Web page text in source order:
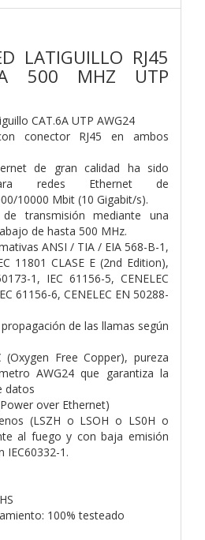
LATIGUILLO RJ45
500 MHZ UTP
CAT.6A UTP AWG24
conector RJ45 en ambos
de gran calidad ha sido
redes Ethernet de
10000 Mbit (10 Gigabit/s).
transmisión mediante una
de hasta 500 MHz.
ANSI / TIA / EIA 568-B-1,
11801 CLASE E (2nd Edition),
1, IEC 61156-5, CENELEC
61156-6, CENELEC EN 50288-
de las llamas según
(Oxygen Free Copper), pureza
AWG24 que garantiza la
datos
over Ethernet)
(LSZH o LSOH o LS0H o
al fuego y con baja emisión
IEC60332-1.
100% testeado